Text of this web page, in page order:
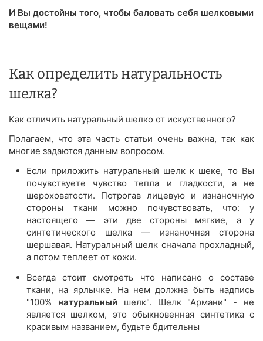
И Вы достойны того, чтобы баловать себя шелковыми
вещами!
Как определить натуральность
шелка?
Как отличить натуральный шелко от искуственного?
Полагаем, что эта часть статьи очень важна, так как
многие задаются данным вопросом.
Если приложить натуральный шелк к шеке, то Вы
почувствуете чувство тепла и гладкости, а не
шероховатости. Потрогав лицевую и изнаночную
стороны ткани можно почувствовать, что: у
настоящего — эти две стороны мягкие, а у
синтетического шелка — изнаночная сторона
шершавая. Натуральный шелк сначала прохладный,
а потом теплеет от кожи.
Всегда стоит смотреть что написано о составе
ткани, на ярлычке. На нем должна быть надпись
"100% натуральный шелк". Шелк "Армани" - не
является шелком, это обыкновенная синтетика с
красивым названием, будьте бдительны